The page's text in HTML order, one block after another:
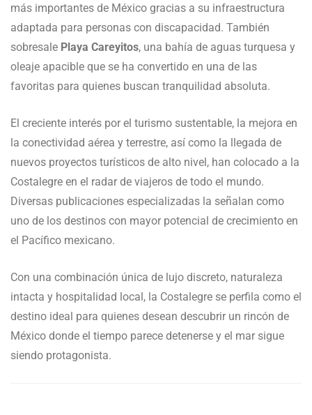
más importantes de México gracias a su infraestructura
adaptada para personas con discapacidad. También
sobresale Playa Careyitos, una bahía de aguas turquesa y
oleaje apacible que se ha convertido en una de las
favoritas para quienes buscan tranquilidad absoluta.
El creciente interés por el turismo sustentable, la mejora en
la conectividad aérea y terrestre, así como la llegada de
nuevos proyectos turísticos de alto nivel, han colocado a la
Costalegre en el radar de viajeros de todo el mundo.
Diversas publicaciones especializadas la señalan como
uno de los destinos con mayor potencial de crecimiento en
el Pacífico mexicano.
Con una combinación única de lujo discreto, naturaleza
intacta y hospitalidad local, la Costalegre se perfila como el
destino ideal para quienes desean descubrir un rincón de
México donde el tiempo parece detenerse y el mar sigue
siendo protagonista.